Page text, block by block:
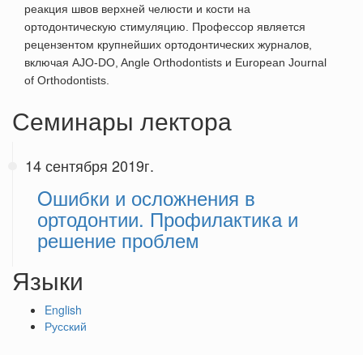
реакция швов верхней челюсти и кости на
ортодонтическую стимуляцию. Профессор является
рецензентом крупнейших ортодонтических журналов,
включая AJO-DO, Angle Orthodontists и European Journal
of Orthodontists.
Семинары лектора
14 сентября 2019г.
Oшибки и осложнения в
ортодонтии. Профилактика и
решение проблем
Языки
English
Русский